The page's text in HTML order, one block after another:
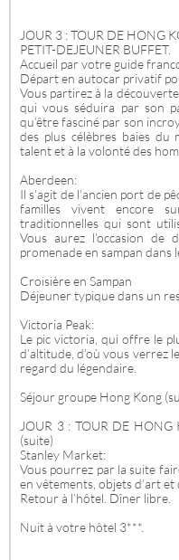
JOUR 3 : TOUR DE HONG
PETIT-DEJEUNER BUFFET.
Accueil par votre guide
Départ en autocar privatif
Vous partirez à la
qui vous séduira par son
qu’être fasciné par son
des plus célèbres baies du
talent et à la volonté des
Aberdeen:
Il s’agit de l’ancien port de
familles vivent encore
traditionnelles qui sont
Vous aurez l’occasion
promenade en sampan dans
Croisière en Sampan
Déjeuner typique dans un
Victoria Peak:
Le pic victoria, qui offre le
d’altitude, d’où vous verrez
regard du légendaire.
Séjour groupe Hong Kong
JOUR 3 : TOUR DE HONG
(suite)
Stanley Market:
Vous pourrez par la suite
en vêtements, objets d’art et
Retour à l’hôtel. Dîner libre.
Nuit à votre hôtel 3***.